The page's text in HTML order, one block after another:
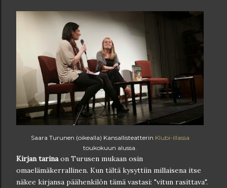
Saara Turunen (oikealla) Kansallisteatterin Klubi-illassa
toukokuun alussa.
Kirjan tarinaon Turusen mukaan osin
omaelämäkerrallinen. Kun tältä kysyttiin millaisena itse
näkee kirjansa päähenkilön tämä vastasi: "vitun rasittava".